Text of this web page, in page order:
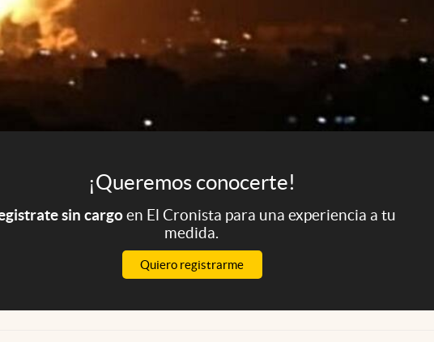
¡Queremos conocerte!
sin cargoen El Cronista para una experiencia a tu
medida.
Quiero registrarme